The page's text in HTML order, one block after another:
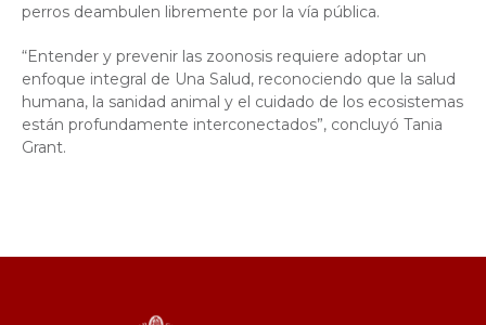
perros deambulen libremente por la vía pública.
“Entender y prevenir las zoonosis requiere adoptar un
enfoque integral de Una Salud, reconociendo que la salud
humana, la sanidad animal y el cuidado de los ecosistemas
están profundamente interconectados”, concluyó Tania
Grant.